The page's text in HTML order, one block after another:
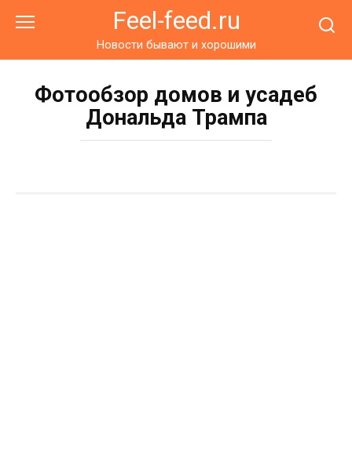
Feel-feed.ru
Новости бывают и хорошими
Фотообзор домов и усадеб
Дональда Трампа